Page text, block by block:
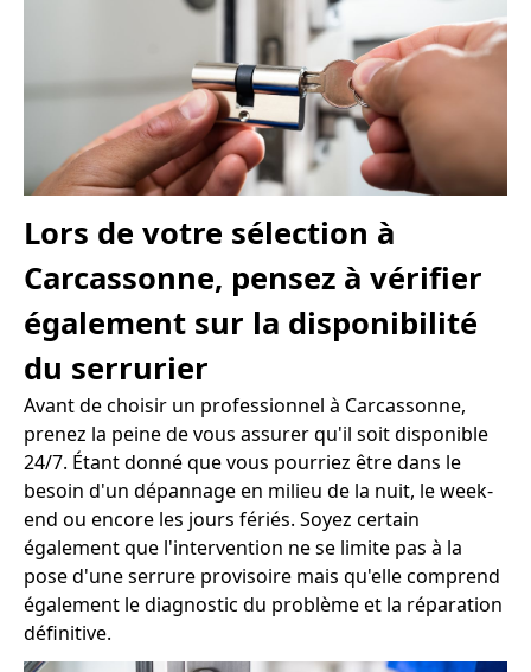
Lors de votre sélection à
Carcassonne, pensez à vérifier
également sur la disponibilité
du serrurier
Avant de choisir un professionnel à Carcassonne,
prenez la peine de vous assurer qu'il soit disponible
24/7. Étant donné que vous pourriez être dans le
besoin d'un dépannage en milieu de la nuit, le week-
end ou encore les jours fériés. Soyez certain
également que l'intervention ne se limite pas à la
pose d'une serrure provisoire mais qu'elle comprend
également le diagnostic du problème et la réparation
définitive.